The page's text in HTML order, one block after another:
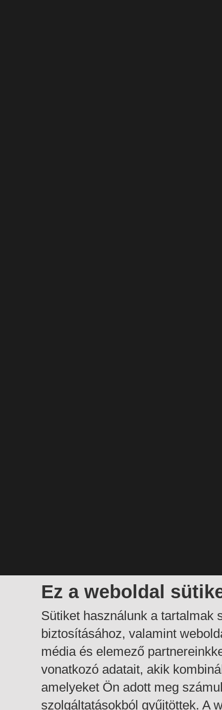
Ez a weboldal
Sütiket használunk a tartalmak
biztosításához, valamint
média és elemező
vonatkozó adatait, akik
amelyeket Ön adott meg
szolgáltatásokból gyűjtöttek. A